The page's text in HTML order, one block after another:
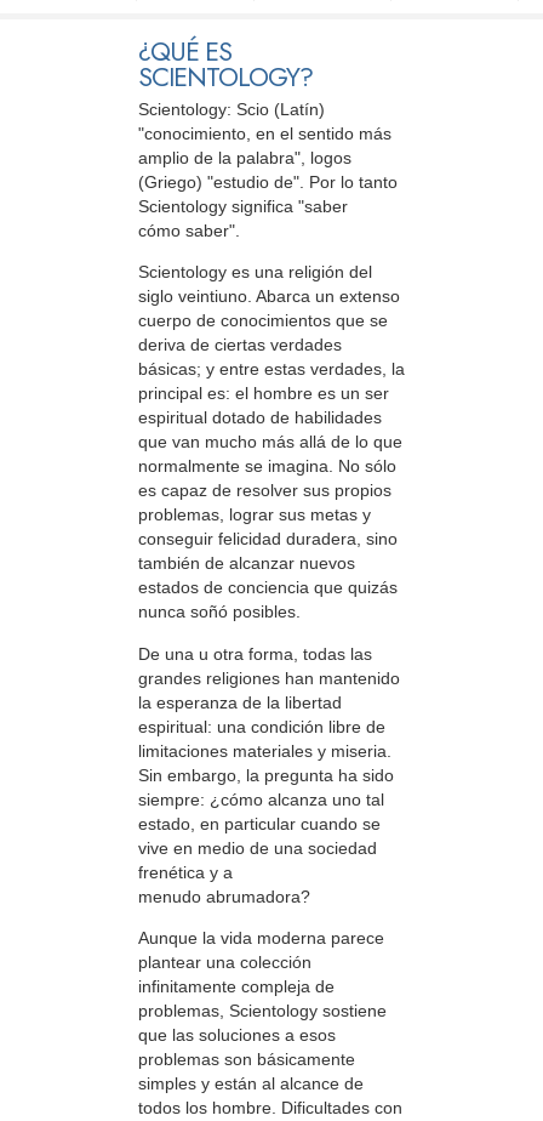
¿QUÉ ES
SCIENTOLOGY?
Scientology: Scio (Latín)
"conocimiento, en el sentido más
amplio de la palabra", logos
(Griego) "estudio de". Por lo tanto
Scientology significa "saber
cómo saber".
Scientology es una religión del
siglo veintiuno. Abarca un extenso
cuerpo de conocimientos que se
deriva de ciertas verdades
básicas; y entre estas verdades, la
principal es: el hombre es un ser
espiritual dotado de habilidades
que van mucho más allá de lo que
normalmente se imagina. No sólo
es capaz de resolver sus propios
problemas, lograr sus metas y
conseguir felicidad duradera, sino
también de alcanzar nuevos
estados de conciencia que quizás
nunca soñó posibles.
De una u otra forma, todas las
grandes religiones han mantenido
la esperanza de la libertad
espiritual: una condición libre de
limitaciones materiales y miseria.
Sin embargo, la pregunta ha sido
siempre: ¿cómo alcanza uno tal
estado, en particular cuando se
vive en medio de una sociedad
frenética y a
menudo abrumadora?
Aunque la vida moderna parece
plantear una colección
infinitamente compleja de
problemas, Scientology sostiene
que las soluciones a esos
problemas son básicamente
simples y están al alcance de
todos los hombre. Dificultades con